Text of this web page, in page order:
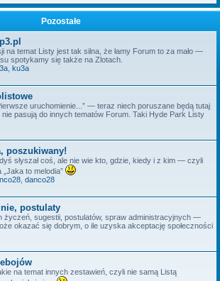
Pozostałe
na temat Listy jest tak silna, że łamy Forum to za mało —
spotykamy się także na Zlotach.
ku3a
uruchomienie...” — teraz niech poruszane będą tutaj
pasują do innych tematów Forum. Taki Hyde Park Listy
poszukiwany!
słyszał coś, ale nie wie kto, gdzie, kiedy i z kim — czyli
to melodia”
danco28
postulaty
życzeń, sugestii, postulatów, spraw administracyjnych —
okazać się dobrym, o ile uzyska akceptację społeczności
na temat innych zestawień, czyli nie samą Listą